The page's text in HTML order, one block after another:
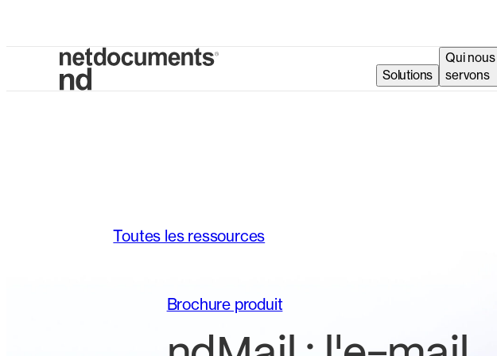
Solutions
Qui nous
servons
Toutes les ressources
Brochure produit